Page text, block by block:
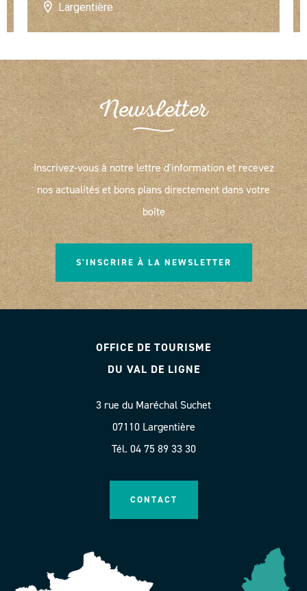
Largentière
Newsletter
Inscrivez-vous à notre lettre d'information et recevez
nos actualités et bons plans directement dans votre
boîte
S'INSCRIRE À LA NEWSLETTER
OFFICE DE TOURISME
DU VAL DE LIGNE
3 rue du Maréchal Suchet
07110 Largentière
Tél. 04 75 89 33 30
CONTACT